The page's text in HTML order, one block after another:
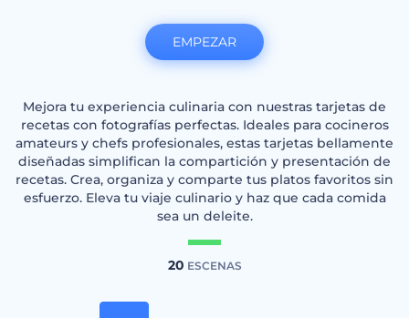
Mejora tu experiencia culinaria con nuestras tarjetas de
recetas con fotografías perfectas. Ideales para cocineros
amateurs y chefs profesionales, estas tarjetas bellamente
diseñadas simplifican la compartición y presentación de
recetas. Crea, organiza y comparte tus platos favoritos sin
esfuerzo. Eleva tu viaje culinario y haz que cada comida
sea un deleite.
20 ESCENAS
EMPEZAR